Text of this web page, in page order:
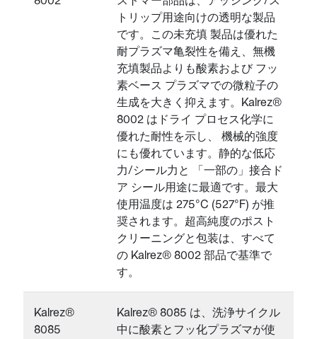
トリップ用途向けの透明な製品
です。この未充填 製品は優れた
耐プラズマ亀裂性を備え、無機
充填製品よりも酸素および フッ
素ベース プラズマでの微粒子の
生成を大きく抑えます。Kalrez®
8002 はドライ プロセス化学に
優れた耐性を示し、 機械的強度
にも優れています。静的な低応
力/シール力と 「一部の」接合ド
ア シール用途に最適です。最大
使用温度は 275°C (527°F) が推
奨されます。超高純度のポスト
クリーニングと包装は、すべて
の Kalrez® 8002 部品で基準で
す。
Kalrez®
8085
Kalrez® 8085 は、洗浄サイクル
中に酸素とフッ化プラズマが使